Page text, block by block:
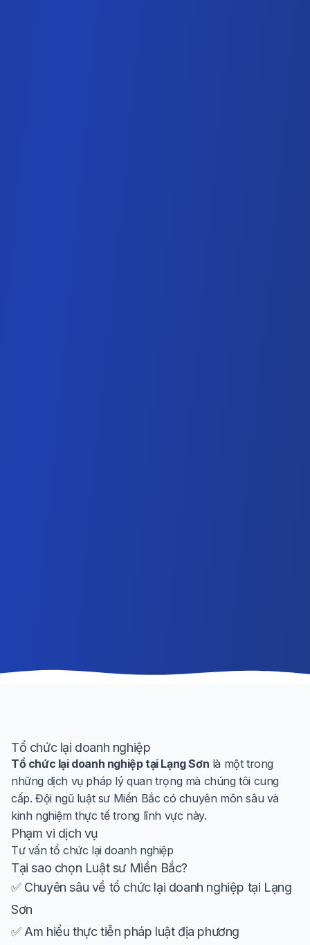
Tổ chức lại doanh nghiệp
Tổ chức lại doanh nghiệp tại Lạng Sơn là một trong
những dịch vụ pháp lý quan trọng mà chúng tôi cung
cấp. Đội ngũ luật sư Miền Bắc có chuyên môn sâu và
kinh nghiệm thực tế trong lĩnh vực này.
Phạm vi dịch vụ
Tư vấn tổ chức lại doanh nghiệp
Tại sao chọn Luật sư Miền Bắc?
✅ Chuyên sâu về tổ chức lại doanh nghiệp tại Lạng
Sơn
✅ Am hiểu thực tiễn pháp luật địa phương